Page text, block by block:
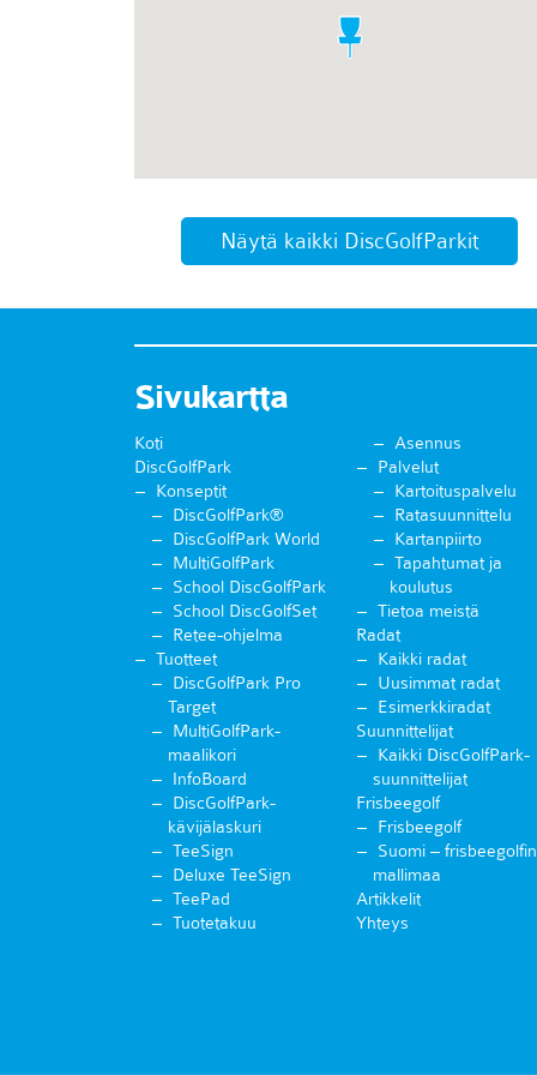
Näytä kaikki DiscGolfParkit
Sivukartta
Koti
DiscGolfPark
Konseptit
DiscGolfPark®
DiscGolfPark World
MultiGolfPark
School DiscGolfPark
School DiscGolfSet
Retee-ohjelma
Tuotteet
DiscGolfPark Pro
Target
MultiGolfPark-
maalikori
InfoBoard
DiscGolfPark-
kävijälaskuri
TeeSign
Deluxe TeeSign
TeePad
Tuotetakuu
Asennus
Palvelut
Kartoituspalvelu
Ratasuunnittelu
Kartanpiirto
Tapahtumat ja
koulutus
Tietoa meistä
Radat
Kaikki radat
Uusimmat radat
Esimerkkiradat
Suunnittelijat
Kaikki DiscGolfPark-
suunnittelijat
Frisbeegolf
Frisbeegolf
Suomi – frisbeegolfin
mallimaa
Artikkelit
Yhteys